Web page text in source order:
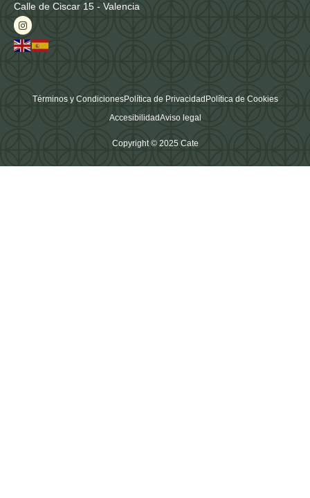
Calle de Ciscar 15 - Valencia
Copyright © 2025 Cate
Términos y CondicionesPolítica de PrivacidadPolítica de Cookies
AccesibilidadAviso legal